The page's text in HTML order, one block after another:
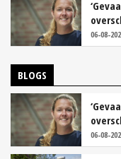
06-08-
BLOGS
06-08-